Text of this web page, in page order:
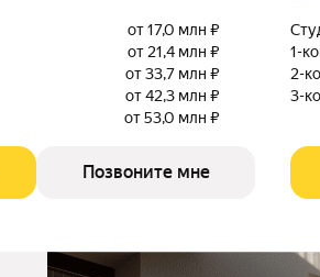
от 17,0 млн ₽
от 21,4 млн ₽
от 33,7 млн ₽
от 42,3 млн ₽
от 53,0 млн ₽
Позвоните мне
1-
2-
3-